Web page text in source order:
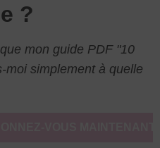
?
mon guide PDF "10
moi simplement à quelle